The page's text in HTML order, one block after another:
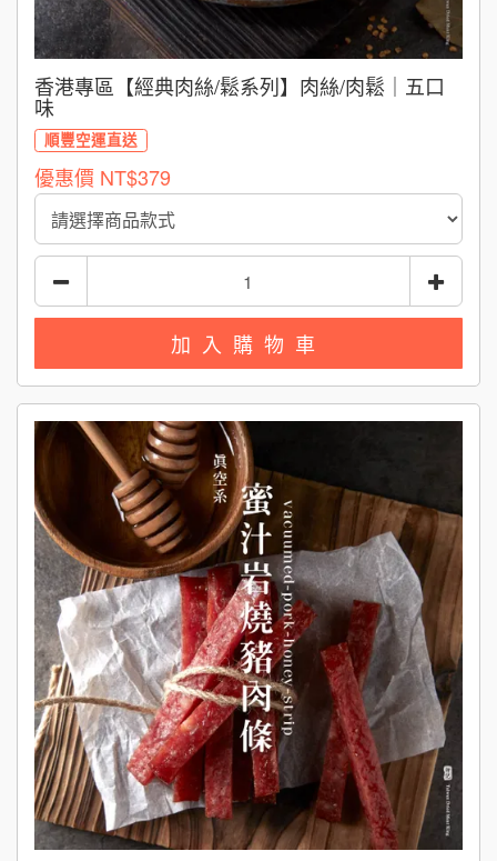
香港專區【經典肉絲/鬆系列】肉絲/肉鬆｜五口
味
順豐空運直送
優惠價 NT$379
加入購物車